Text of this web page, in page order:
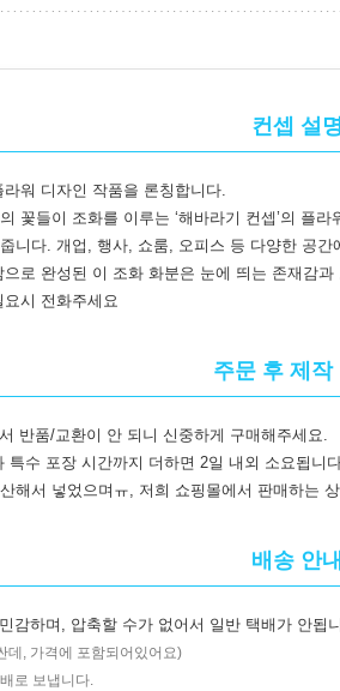
컨셉 설명
워 디자인 작품을 론칭합니다.
꽃들이 조화를 이루는 ‘해바라기 컨셉’의 플
니다. 개업, 행사, 쇼룸, 오피스 등 다양한 공
로 완성된 이 조화 화분은 눈에 띄는 존재감
시 전화주세요
주문 후 제작
반품/교환이 안 되니 신중하게 구매해주세요.
수 포장 시간까지 더하면 2일 내외 소요됩니
해서 넣었으며ㅠ, 저희 쇼핑몰에서 판매하는
배송 안내
감하며, 압축할 수가 없어서 일반 택배가 안
데, 가격에 포함되어있어요)
로 보냅니다.